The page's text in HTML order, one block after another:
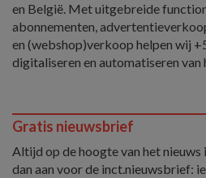
en België. Met uitgebreide
abonnementen,
en (webshop)verkoop helpen wij
digitaliseren en automatiseren
Gratis nieuwsbrief
Altijd op de hoogte van het
dan aan voor de inct.nieuwsbrief: